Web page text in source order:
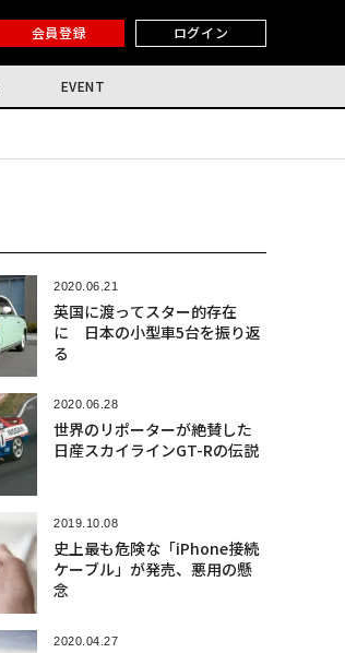
会員登録 ログイン
EVENT
2020.06.21
英国に渡ってスター的存在
に 日本の小型車5台を振り返
る
2020.06.28
世界のリポーターが絶賛した
日産スカイラインGT-Rの伝説
2019.10.08
史上最も危険な「iPhone接続
ケーブル」が発売、悪用の懸
念
2020.04.27